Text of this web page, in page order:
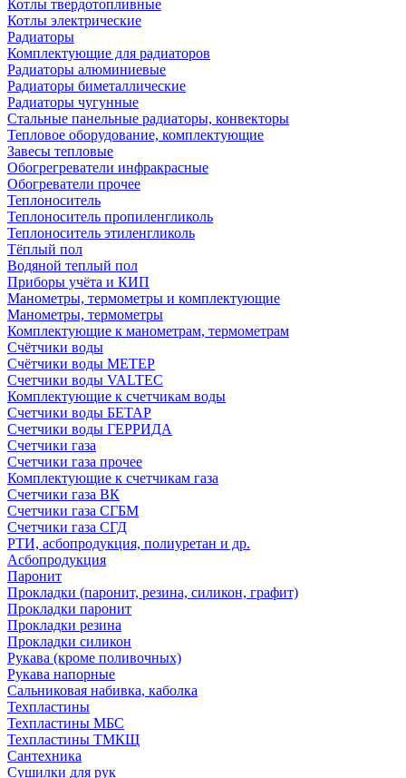
Котлы твердотопливные
Котлы электрические
Радиаторы
Комплектующие для радиаторов
Радиаторы алюминиевые
Радиаторы биметаллические
Радиаторы чугунные
Стальные панельные радиаторы, конвекторы
Тепловое оборудование, комплектующие
Завесы тепловые
Обогрегреватели инфракрасные
Обогреватели прочее
Теплоноситель
Теплоноситель пропиленгликоль
Теплоноситель этиленгликоль
Тёплый пол
Водяной теплый пол
Приборы учёта и КИП
Манометры, термометры и комплектующие
Манометры, термометры
Комплектующие к манометрам, термометрам
Счётчики воды
Счётчики воды МЕТЕР
Счетчики воды VALTEC
Комплектующие к счетчикам воды
Счетчики воды БЕТАР
Счетчики воды ГЕРРИДА
Счетчики газа
Счетчики газа прочее
Комплектующие к счетчикам газа
Счетчики газа ВК
Счетчики газа СГБМ
Счетчики газа СГД
РТИ, асбопродукция, полиуретан и др.
Асбопродукция
Паронит
Прокладки (паронит, резина, силикон, графит)
Прокладки паронит
Прокладки резина
Прокладки силикон
Рукава (кроме поливочных)
Рукава напорные
Сальниковая набивка, каболка
Техпластины
Техпластины МБС
Техпластины ТМКЩ
Сантехника
Сушилки для рук